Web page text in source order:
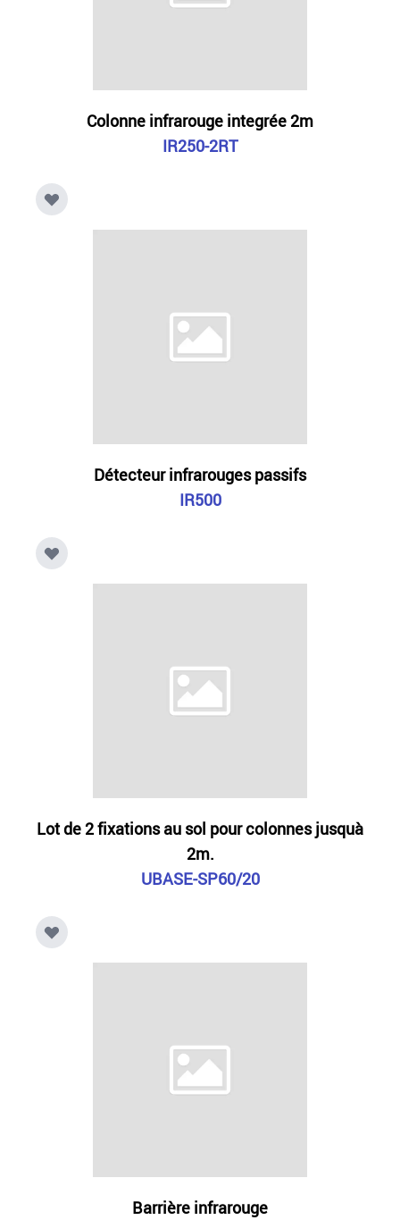
Colonne infrarouge integrée 2m
IR250-2RT
Détecteur infrarouges passifs
IR500
Lot de 2 fixations au sol pour colonnes jusquà
2m.
UBASE-SP60/20
Barrière infrarouge